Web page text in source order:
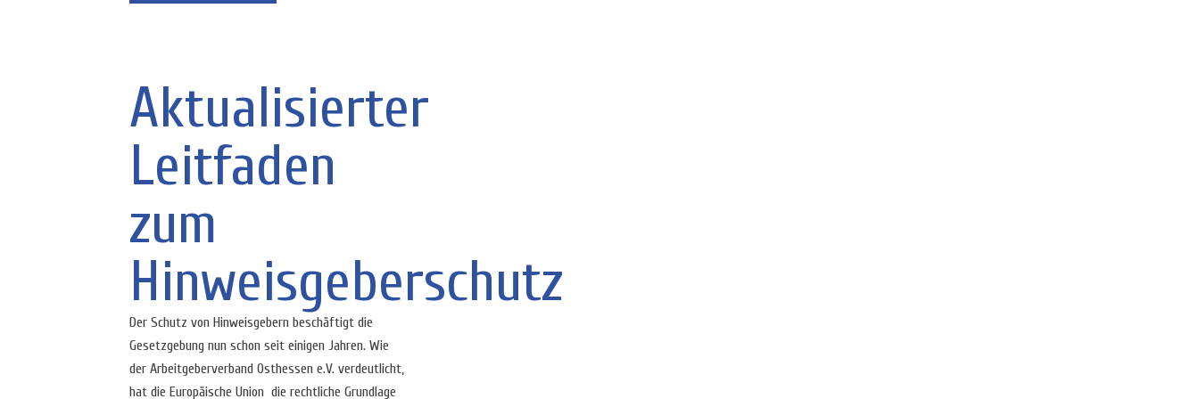
Aktualisierter
Leitfaden
zum
Hinweisgeberschutz
Der Schutz von Hinweisgebern beschäftigt die
Gesetzgebung nun schon seit einigen Jahren. Wie
der Arbeitgeberverband Osthessen e.V. verdeutlicht,
hat die Europäische Union die rechtliche Grundlage